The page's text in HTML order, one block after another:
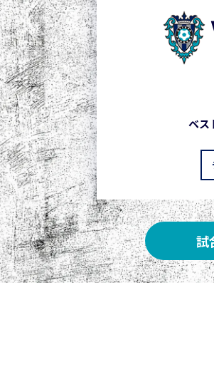
ベス
試